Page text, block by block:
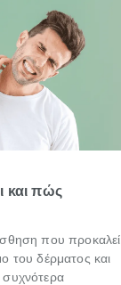
και πώς
που προκαλεί
του δέρματος και
συχνότερα